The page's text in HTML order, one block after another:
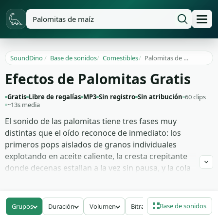
SoundDino/ Base de sonidos/ Comestibles/ Palomitas de maíz
Efectos de Palomitas Gratis
Gratis Libre de regalías MP3 Sin registro Sin atribución 60 clips
~13s media
El sonido de las palomitas tiene tres fases muy
distintas que el oído reconoce de inmediato: los
primeros pops aislados de granos individuales
explotando en aceite caliente, la cresta crepitante
donde decenas estallan a la vez sin pausa, y la cola
silencio. Estas 60 grabaciones documentan el ciclo
completo y añaden tomas adicionales: mordisco
crujiente de bolsa recién hecha, bolsa de
Grupos Duración Volumen Bitrate Base de sonidos